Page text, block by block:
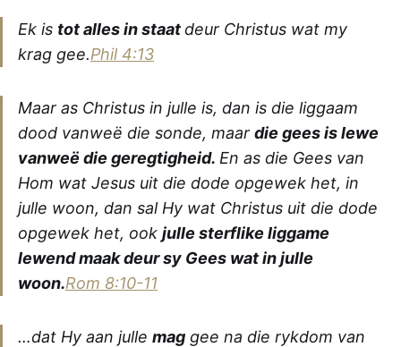
Ek is tot alles in staatdeur Christus wat my
krag gee.Phil 4:13
Maar as Christus in julle is, dan is die liggaam
dood vanweë die sonde, maar die gees is lewe
vanweë die geregtigheid. En as die Gees van
Hom wat Jesus uit die dode opgewek het, in
julle woon, dan sal Hy wat Christus uit die dode
opgewek het, ook julle sterflike liggame
lewend maak deur sy Gees wat in julle
woon.Rom 8:10-11
…dat Hy aan julle mag gee na die rykdom van